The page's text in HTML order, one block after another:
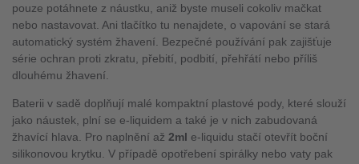
pouze potáhnete z náustku, aniž byste museli cokoliv mačkat
nebo nastavovat. Ani tlačítko tu nenajdete, o vapování se stará
automatický systém žhavení. Bezpečné používání pak zajišťuje
série ochran proti zkratu, přebití, podbití, přehřátí nebo příliš
dlouhému žhavení.
Baterii v sadě doplňují malé kompaktní plastové pody, které slouží
jako náustek, plní se e-liquidem a také je v nich zabudovaná
žhavící hlava. Pro naplnění až 2ml e-liquidu stačí otevřít boční
silikonovou krytku. V případě opotřebení spirálky nebo vaty pak